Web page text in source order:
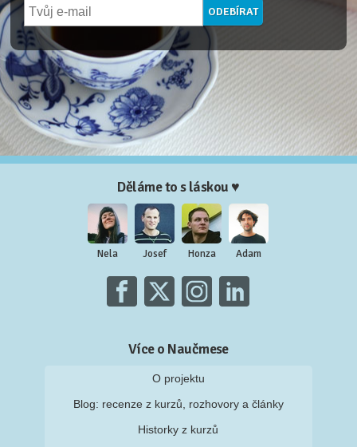
Děláme to s láskou ♥
Nela Josef Honza Adam
Více o Naučmese
O projektu
Blog: recenze z kurzů, rozhovory a články
Historky z kurzů